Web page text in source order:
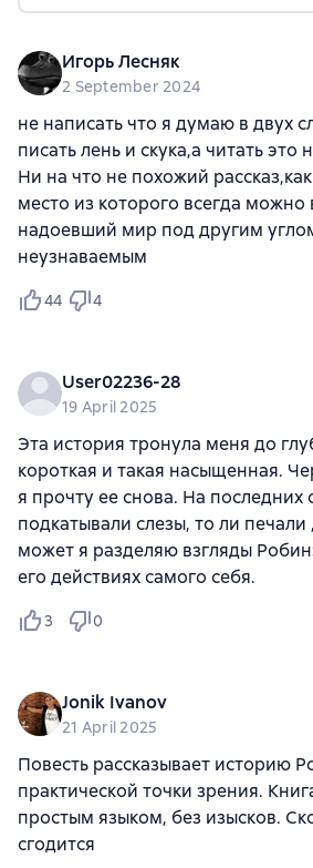
Игорь Лесняк
2 September 2024
не написать что я думаю в двух
писать лень и скука,а читать это
Ни на что не похожий
место из которого всегда можно
надоевший мир под другим
неузнаваемым
44 4
User02236-28
19 April 2025
Эта история тронула меня до
короткая и такая насыщенная.
я прочту ее снова. На последних
подкатывали слезы, то ли печали
может я разделяю взгляды
его действиях самого себя.
3 0
Jonik Ivanov
21 April 2025
Повесть рассказывает историю
практической точки зрения.
простым языком, без изысков.
сгодится